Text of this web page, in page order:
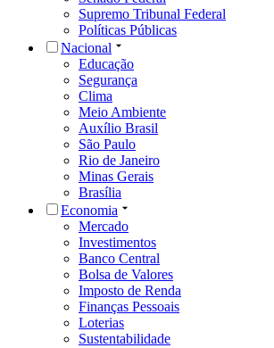
Supremo Tribunal Federal
Políticas Públicas
Nacional
Educação
Segurança
Clima
Meio Ambiente
Auxílio Brasil
São Paulo
Rio de Janeiro
Minas Gerais
Brasília
Economia
Mercado
Investimentos
Banco Central
Bolsa de Valores
Imposto de Renda
Finanças Pessoais
Loterias
Sustentabilidade